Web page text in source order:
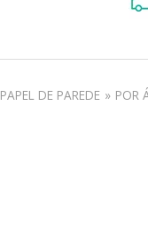
PAPEL DE PAREDE » POR